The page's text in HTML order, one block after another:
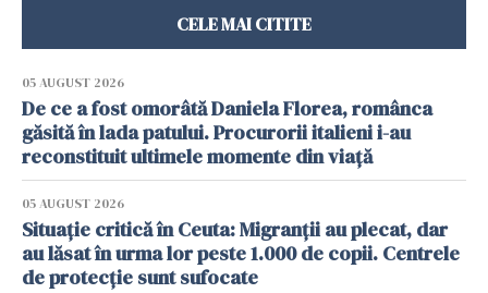
CELE MAI CITITE
05 AUGUST 2026
De ce a fost omorâtă Daniela Florea, românca
găsită în lada patului. Procurorii italieni i-au
reconstituit ultimele momente din viață
05 AUGUST 2026
Situație critică în Ceuta: Migranții au plecat, dar
au lăsat în urma lor peste 1.000 de copii. Centrele
de protecție sunt sufocate